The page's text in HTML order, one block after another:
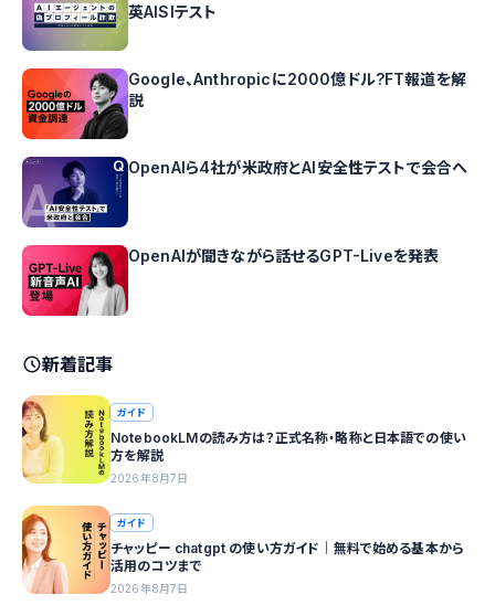
英AISIテスト
Google、Anthropicに2000億ドル?FT報道を解
説
OpenAIら4社が米政府とAI安全性テストで会合へ
OpenAIが聞きながら話せるGPT-Liveを発表
新着記事
ガイド
NotebookLMの読み方は？正式名称・略称と日本語での使い
方を解説
2026年8月7日
ガイド
チャッピー chatgpt の使い方ガイド｜無料で始める基本から
活用のコツまで
2026年8月7日